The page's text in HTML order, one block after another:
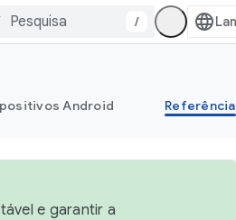
/
Android Referência
e garantir a